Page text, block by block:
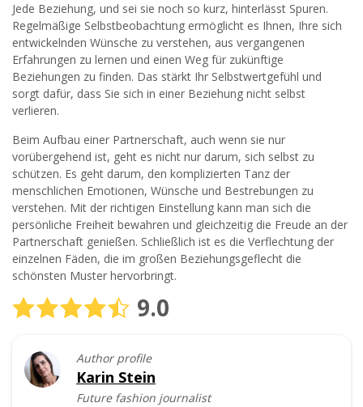
Jede Beziehung, und sei sie noch so kurz, hinterlässt Spuren.
Regelmäßige Selbstbeobachtung ermöglicht es Ihnen, Ihre sich
entwickelnden Wünsche zu verstehen, aus vergangenen
Erfahrungen zu lernen und einen Weg für zukünftige
Beziehungen zu finden. Das stärkt Ihr Selbstwertgefühl und
sorgt dafür, dass Sie sich in einer Beziehung nicht selbst
verlieren.
Beim Aufbau einer Partnerschaft, auch wenn sie nur
vorübergehend ist, geht es nicht nur darum, sich selbst zu
schützen. Es geht darum, den komplizierten Tanz der
menschlichen Emotionen, Wünsche und Bestrebungen zu
verstehen. Mit der richtigen Einstellung kann man sich die
persönliche Freiheit bewahren und gleichzeitig die Freude an der
Partnerschaft genießen. Schließlich ist es die Verflechtung der
einzelnen Fäden, die im großen Beziehungsgeflecht die
schönsten Muster hervorbringt.
9.0
Author profile
Karin Stein
Future fashion journalist